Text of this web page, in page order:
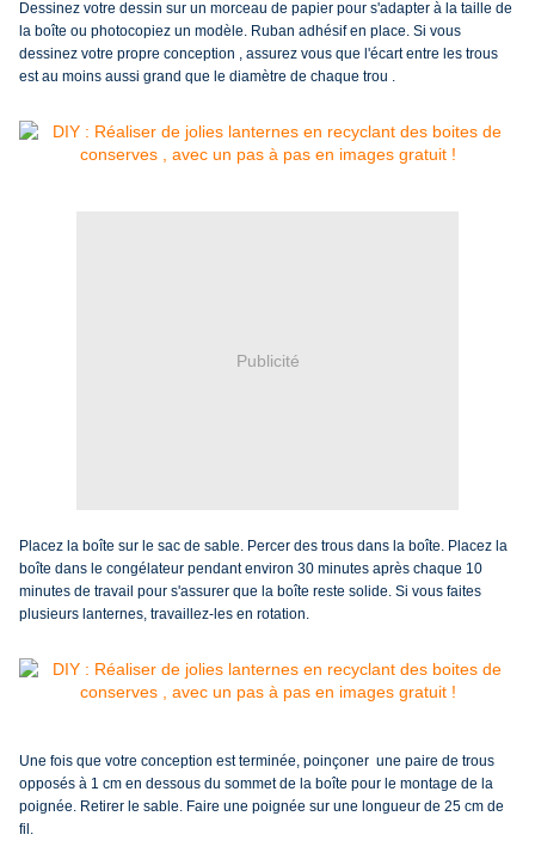
Dessinez votre dessin sur un morceau de papier pour s'adapter à la taille de
la boîte ou photocopiez un modèle. Ruban adhésif en place. Si vous
dessinez votre propre conception , assurez vous que l'écart entre les trous
est au moins aussi grand que le diamètre de chaque trou .
Publicité
Placez la boîte sur le sac de sable. Percer des trous dans la boîte. Placez la
boîte dans le congélateur pendant environ 30 minutes après chaque 10
minutes de travail pour s'assurer que la boîte reste solide. Si vous faites
plusieurs lanternes, travaillez-les en rotation.
Une fois que votre conception est terminée, poinçoner une paire de trous
opposés à 1 cm en dessous du sommet de la boîte pour le montage de la
poignée. Retirer le sable. Faire une poignée sur une longueur de 25 cm de
fil.